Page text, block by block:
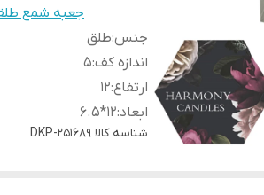
جعبه شمع
جنس:طلق
اندازه کف:۵
ارتفاع:۱۲
ابعاد:۱۲*۶.۵
شناسه کالا DKP-251689